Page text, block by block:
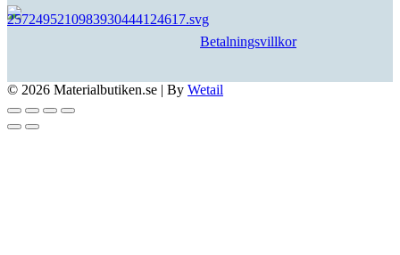
Betalningsvillkor
© 2026 Materialbutiken.se | By Wetail